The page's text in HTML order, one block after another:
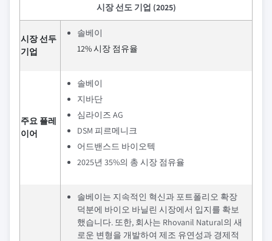
시장 선도 기업 (2025)
시장 선두
기업
솔베이
12% 시장 점유율
주요 플레
이어
솔베이
지바단
심라이즈 AG
DSM 피르메니크
어드밴스드 바이오텍
2025년 35%의 총 시장 점유율
솔베이는 지속적인 혁신과 포트폴리오 확장
덕분에 바이오 바닐린 시장에서 입지를 확보
했습니다. 또한, 회사는 Rhovanil Natural의 새
로운 변형을 개발하여 제조 유연성과 경제적